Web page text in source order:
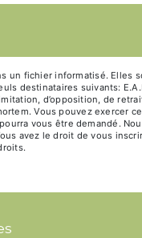
fichier informatisé. Elles
destinataires suivants:
d’opposition, de
Vous pouvez exercer
vous être demandé.
avez le droit de vous